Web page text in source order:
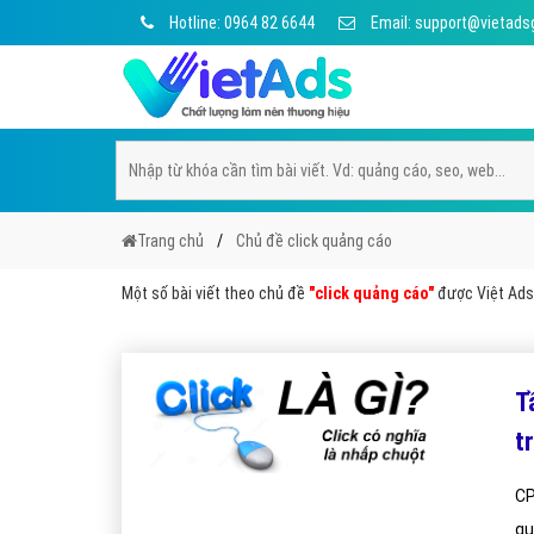
Hotline: 0964 82 6644 Email:
Trang chủ Chủ đề click quảng cáo
Một số bài viết theo chủ đề "click quảng cáo"được Việt